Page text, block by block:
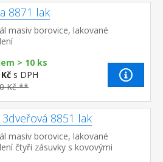
8871 lak
masiv borovice, lakované
> 10 ks
s DPH
0 Kč **
8851 lak
masiv borovice, lakované
čtyři zásuvky s kovovými